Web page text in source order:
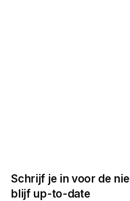
Schrijf je in voor de
blijf up-to-date